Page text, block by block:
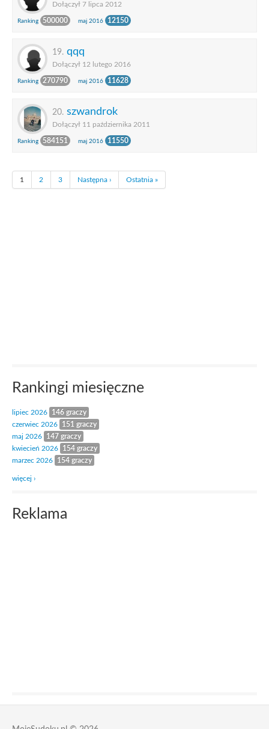
Dołączył 7 lipca 2012
Ranking 500000 maj 2016 12150
19. qqq
Dołączył 12 lutego 2016
Ranking 270790 maj 2016 11628
20. szwandrok
Dołączył 11 października 2011
Ranking 584151 maj 2016 11550
1 2 3 Następna › Ostatnia »
Rankingi miesięczne
lipiec 2026
146 graczy
czerwiec 2026
151 graczy
maj 2026
147 graczy
kwiecień 2026
154 graczy
marzec 2026
154 graczy
więcej ›
Reklama